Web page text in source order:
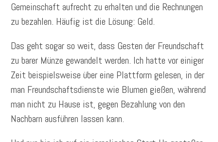
Gemeinschaft aufrecht zu erhalten und die Rechnungen
zu bezahlen. Häufig ist die Lösung: Geld.
Das geht sogar so weit, dass Gesten der Freundschaft
zu barer Münze gewandelt werden. Ich hatte vor einiger
Zeit beispielsweise über eine Plattform gelesen, in der
man Freundschaftsdienste wie Blumen gießen, während
man nicht zu Hause ist, gegen Bezahlung von den
Nachbarn ausführen lassen kann.